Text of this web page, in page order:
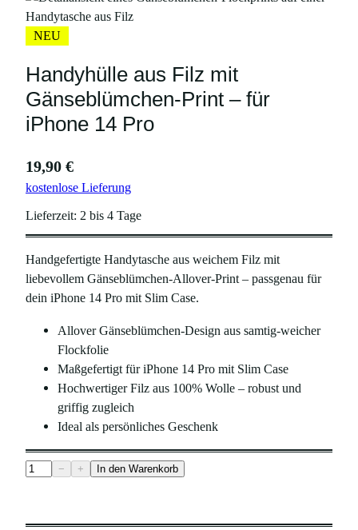
NEU
Handyhülle aus Filz mit
Gänseblümchen-Print – für
iPhone 14 Pro
19,90 €
kostenlose Lieferung
Lieferzeit: 2 bis 4 Tage
Handgefertigte Handytasche aus weichem Filz mit
liebevollem Gänseblümchen-Allover-Print – passgenau für
dein iPhone 14 Pro mit Slim Case.
Allover Gänseblümchen-Design aus samtig-weicher
Flockfolie
Maßgefertigt für iPhone 14 Pro mit Slim Case
Hochwertiger Filz aus 100% Wolle – robust und
griffig zugleich
Ideal als persönliches Geschenk
H
d
− + In den Warenkorb